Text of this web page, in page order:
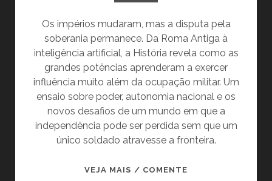
Os impérios mudaram, mas a disputa pela
soberania permanece. Da Roma Antiga à
inteligência artificial, a História revela como as
grandes potências aprenderam a exercer
influência muito além da ocupação militar. Um
ensaio sobre poder, autonomia nacional e os
novos desafios de um mundo em que a
independência pode ser perdida sem que um
único soldado atravesse a fronteira.
VEJA MAIS / COMENTEGOVERNOS